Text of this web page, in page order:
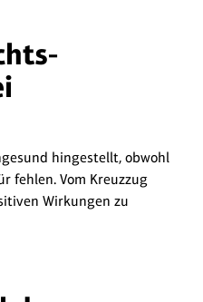
hingestellt, obwohl
fehlen. Vom Kreuzzug
Wirkungen zu